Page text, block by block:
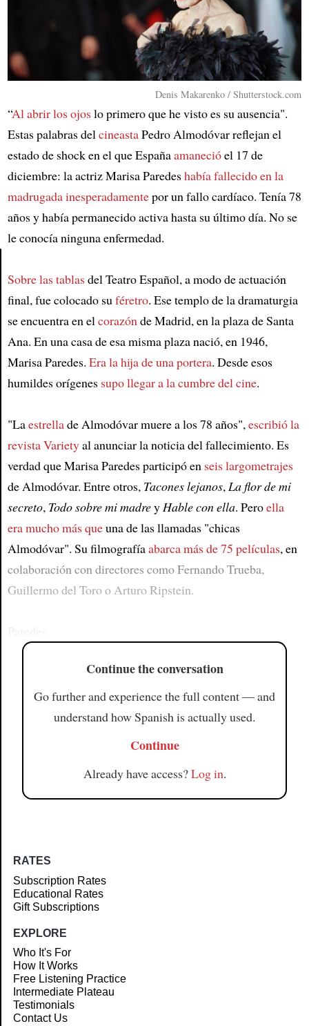
Denis Makarenko / Shutterstock.com
“Al abrir los ojoslo primero que he visto es su ausencia".
Estas palabras delcineastaPedro Almodóvar reflejan el
estado de shock en el que Españaamanecióel 17 de
diciembre: la actriz Marisa Paredeshabía fallecido en la
madrugada inesperadamentepor un fallo cardíaco. Tenía 78
años y había permanecido activa hasta su último día. No se
le conocía ninguna enfermedad.
Sobre las tablasdel Teatro Español, a modo de actuación
final, fue colocado suféretro. Ese templo de la dramaturgia
se encuentra en elcorazónde Madrid, en la plaza de Santa
Ana. En una casa de esa misma plaza nació, en 1946,
Marisa Paredes. Era la hija de una portera. Desde esos
humildes orígenes supo llegar a la cumbre del cine.
"Laestrellade Almodóvar muere a los 78 años",escribió la
revista Varietyal anunciar la noticia del fallecimiento. Es
verdad que Marisa Paredes participó en seis largometrajes
de Almodóvar. Entre otros, Tacones lejanos,La flor de mi
secreto, Todo sobre mi madreyHable con ella. Peroella
era mucho más queuna de las llamadas "chicas
Almodóvar". Su filmografíaabarca más de 75 películas, en
colaboración con directores como Fernando Trueba,
Guillermo del Toro o Arturo Ripstein.
Continue the conversation
Go further and experience the full content — and
understand how Spanish is actually used.
Continue
Already have access?Log in.
RATES
Subscription Rates
Educational Rates
Gift Subscriptions
EXPLORE
Who It's For
How It Works
Free Listening Practice
Intermediate Plateau
Testimonials
Contact Us